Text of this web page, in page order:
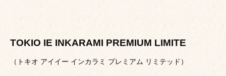
TOKIO IE INKARAMI PREMIUM LIMITE
（トキオ アイイー インカラミ プレミアム リミテッド）